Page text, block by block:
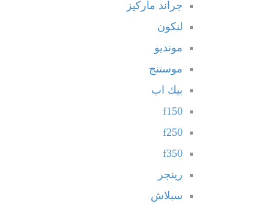
جراند ماركيز
لنكون
مونديو
موستنج
بيك اب
f150
f250
f350
رينجر
سبلاش